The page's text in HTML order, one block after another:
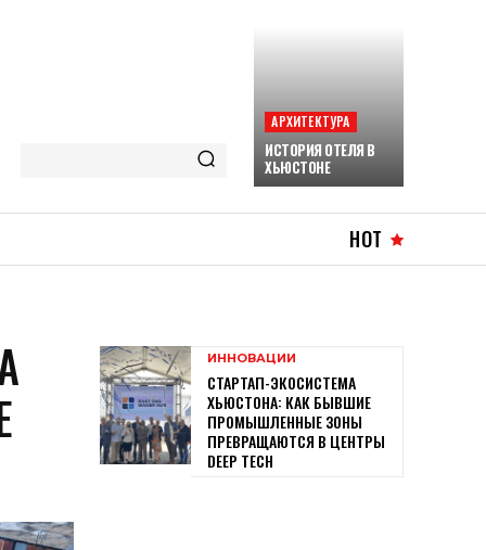
АРХИТЕКТУРА
ИСТОРИЯ ОТЕЛЯ В
ХЬЮСТОНЕ
HOT
ИННОВАЦИИ
СТАРТАП-ЭКОСИСТЕМА
ХЬЮСТОНА: КАК БЫВШИЕ
ПРОМЫШЛЕННЫЕ ЗОНЫ
ПРЕВРАЩАЮТСЯ В ЦЕНТРЫ
DEEP TECH